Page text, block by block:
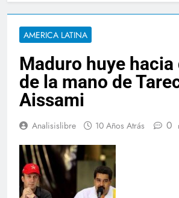
AMERICA LATINA
Maduro huye hacia
de la mano de
Aissami
Analisislibre 10 Años Atrás 0